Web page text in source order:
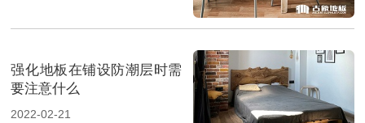
强化地板在铺设防潮层时需
要注意什么
2022-02-21